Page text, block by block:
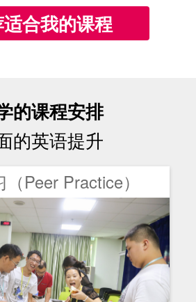
合我的课程
的课程安排
的英语提升
课（Skill Class）